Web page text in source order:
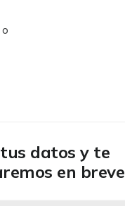
datos y te
en breve
o